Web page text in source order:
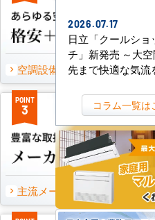
空調設備のご提案について
POINT
3
主流メーカーを全取扱可能
2026.07.17
日立「クールショ
チ」新発売 ～大
先まで快適な気流
コラム一覧は